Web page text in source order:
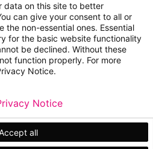
data on this site to better
can give your consent to all or
the non-essential ones. Essential
for the basic website functionality
be declined. Without these
function properly. For more
Notice.
all
Notice